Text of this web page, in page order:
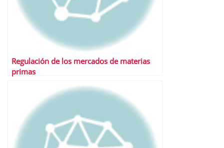
Regulación de los mercados de materias
primas